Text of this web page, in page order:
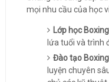
mọi nhu cầu của học
Lớp học
lứa tuổi và trình
Đào tạo
luyện chuyên